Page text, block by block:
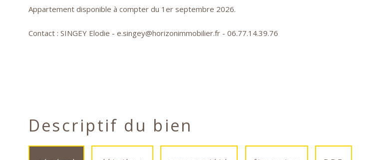
Appartement disponible à compter du 1er septembre 2026.
Contact : SINGEY Elodie - e.singey@horizonimmobilier.fr - 06.77.14.39.76
Descriptif du bien